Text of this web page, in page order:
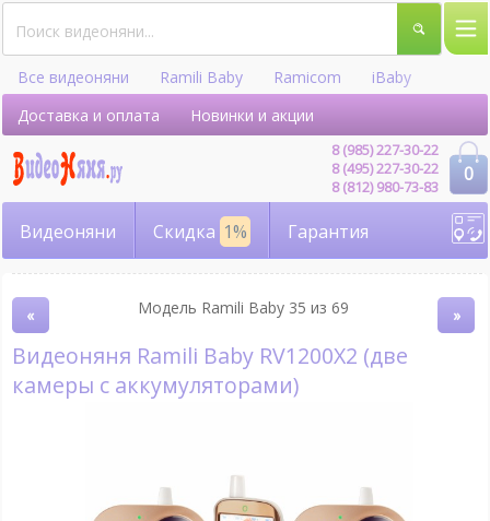
Все видеоняни Ramili Baby Ramicom
iBaby
Hellobaby
Доставка и оплата Новинки и акции
0
8 (985) 227-30-22
8 (495) 227-30-22
8 (812) 980-73-83
Видеоняни Скидка 1% Гарантия
« Модель Ramili Baby 35 из 69 »
Видеоняня Ramili Baby RV1200X2 (две
камеры с аккумуляторами)